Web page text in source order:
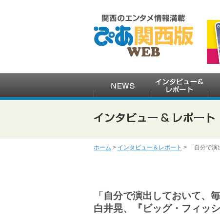
ホーム > インタビュー＆レポート > 「自分で演
「自分で演出しておいて、
白井晃、『ビッグ・フィッ